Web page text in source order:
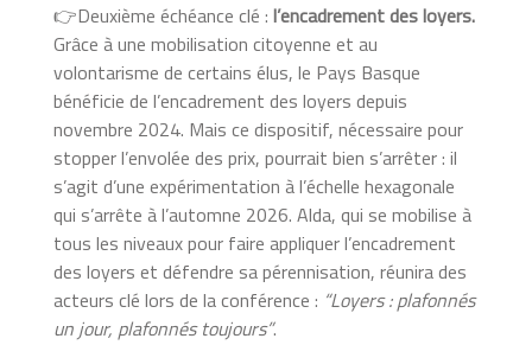
👉Deuxième échéance clé : l’encadrement des loyers.
Grâce à une mobilisation citoyenne et au
volontarisme de certains élus, le Pays Basque
bénéficie de l’encadrement des loyers depuis
novembre 2024. Mais ce dispositif, nécessaire pour
stopper l’envolée des prix, pourrait bien s’arrêter : il
s’agit d’une expérimentation à l’échelle hexagonale
qui s’arrête à l’automne 2026. Alda, qui se mobilise à
tous les niveaux pour faire appliquer l’encadrement
des loyers et défendre sa pérennisation, réunira des
acteurs clé lors de la conférence : “Loyers : plafonnés
un jour, plafonnés toujours”.